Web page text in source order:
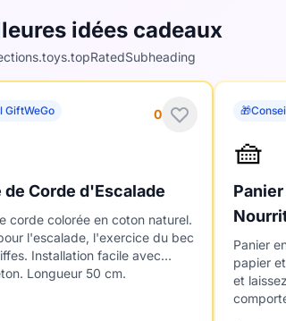
idées cadeaux
0
GiftWeGo
de Corde d'Escalade
corde colorée en coton naturel.
l'escalade, l'exercice du bec
Installation facile avec
Longueur 50 cm.
🎁
🧺
Papier
Panier
papier
et